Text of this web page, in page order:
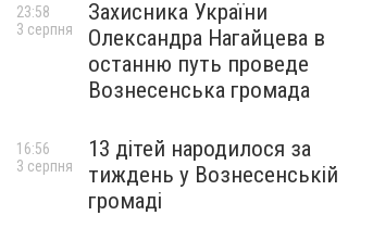
Захисника України
Олександра Нагайцева в
останню путь проведе
Вознесенська громада
23:58
3 серпня
13 дітей народилося за
тиждень у Вознесенській
громаді
16:56
3 серпня